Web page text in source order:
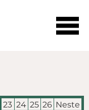
☰
23 24 25 26 Neste